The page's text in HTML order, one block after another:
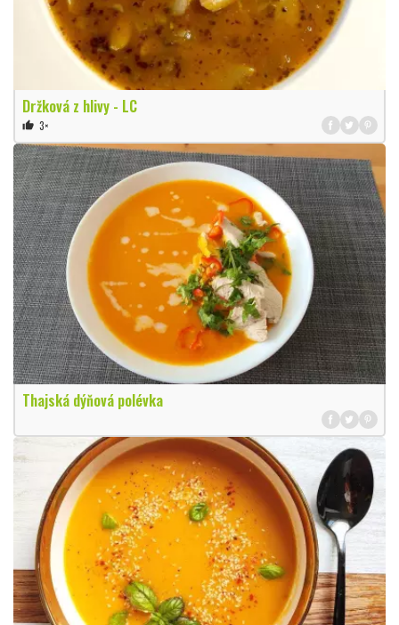
Držková z hlivy - LC
thumb_up 3×
Thajská dýňová polévka